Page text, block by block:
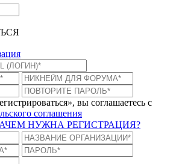
вы соглашаетесь с
соглашения
НУЖНА РЕГИСТРАЦИЯ?